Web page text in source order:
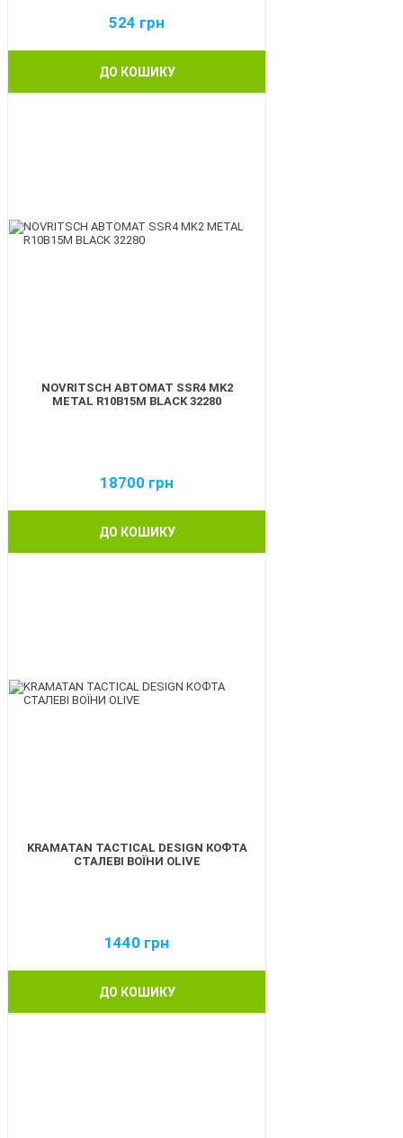
524 грн
ДО КОШИКУ
NOVRITSCH АВТОМАТ SSR4 MK2
METAL R10B15M BLACK 32280
18700 грн
ДО КОШИКУ
KRAMATAN TACTICAL DESIGN КОФТА
СТАЛЕВІ ВОЇНИ OLIVE
1440 грн
ДО КОШИКУ